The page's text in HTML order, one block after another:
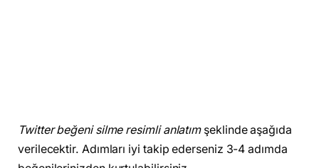
Twitter beğeni silme resimli anlatımşeklinde aşağıda
verilecektir. Adımları iyi takip ederseniz 3-4 adımda